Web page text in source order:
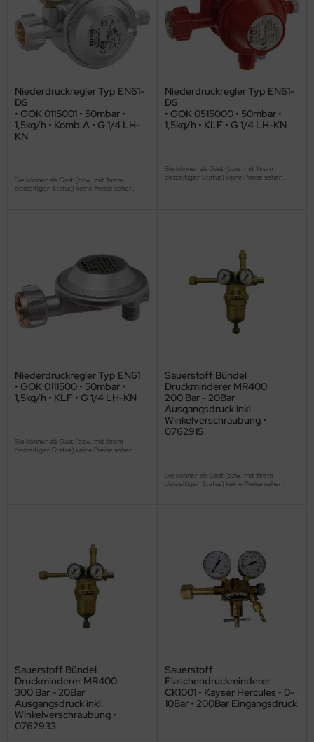
Niederdruckregler Typ EN61-
DS
• GOK 0115001 • 50mbar •
1,5kg/h • Komb.A • G 1/4 LH-
KN
Sie können als Gast (bzw. mit Ihrem
derzeitigen Status) keine Preise sehen.
Niederdruckregler Typ EN61-
DS
• GOK 0515000 • 50mbar •
1,5kg/h • KLF • G 1/4 LH-KN
Sie können als Gast (bzw. mit Ihrem
derzeitigen Status) keine Preise sehen.
Niederdruckregler Typ EN61
• GOK 0111500 • 50mbar •
1,5kg/h • KLF • G 1/4 LH-KN
Sie können als Gast (bzw. mit Ihrem
derzeitigen Status) keine Preise sehen.
Sauerstoff Bündel
Druckminderer MR400
200 Bar - 20Bar
Ausgangsdruck inkl.
Winkelverschraubung •
0762915
Sie können als Gast (bzw. mit Ihrem
derzeitigen Status) keine Preise sehen.
Sauerstoff Bündel
Druckminderer MR400
300 Bar - 20Bar
Ausgangsdruck inkl.
Winkelverschraubung •
0762933
Sauerstoff
Flaschendruckminderer
CK1001 • Kayser Hercules • 0-
10Bar • 200Bar Eingangsdruck